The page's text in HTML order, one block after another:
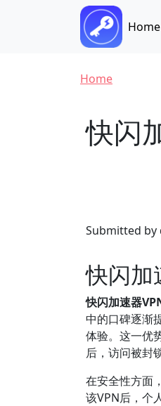
Skip to main content
Main
Home
Home
快闪
Submitted by
快闪加
快闪加速器
中的口碑逐渐
体验。这一优
后，访问被封
在安全性方面
该VPN后，个